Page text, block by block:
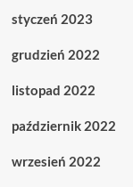
styczeń 2023
grudzień 2022
listopad 2022
październik 2022
wrzesień 2022